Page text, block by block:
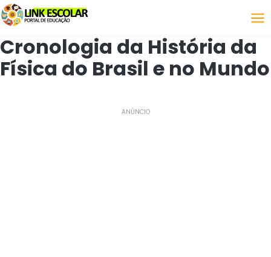
Link
Cronologia da História da
Física do Brasil e no Mundo
ANÚNCIO